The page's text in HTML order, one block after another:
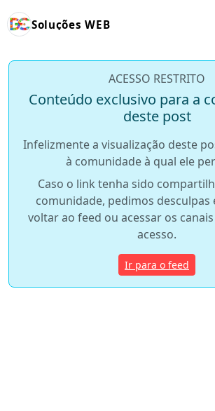
Soluções WEB
ACESSO RESTRITO
Conteúdo exclusivo para a
deste post
Infelizmente a visualização deste
à comunidade à qual ele
Caso o link tenha sido
comunidade, pedimos desculpas
voltar ao feed ou acessar os
acesso.
Ir para o feed